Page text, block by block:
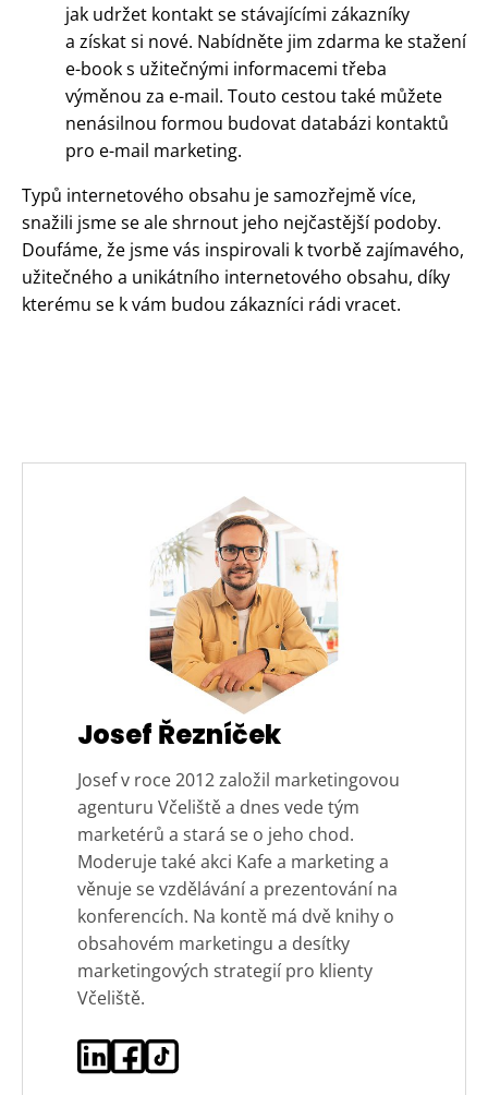
jak udržet kontakt se stávajícími zákazníky
a získat si nové. Nabídněte jim zdarma ke stažení
e-book s užitečnými informacemi třeba
výměnou za e-mail. Touto cestou také můžete
nenásilnou formou budovat databázi kontaktů
pro e-mail marketing.
Typů internetového obsahu je samozřejmě více,
snažili jsme se ale shrnout jeho nejčastější podoby.
Doufáme, že jsme vás inspirovali k tvorbě zajímavého,
užitečného a unikátního internetového obsahu, díky
kterému se k vám budou zákazníci rádi vracet.
Josef Řezníček
Josef v roce 2012 založil marketingovou
agenturu Včeliště a dnes vede tým
marketérů a stará se o jeho chod.
Moderuje také akci Kafe a marketing a
věnuje se vzdělávání a prezentování na
konferencích. Na kontě má dvě knihy o
obsahovém marketingu a desítky
marketingových strategií pro klienty
Včeliště.